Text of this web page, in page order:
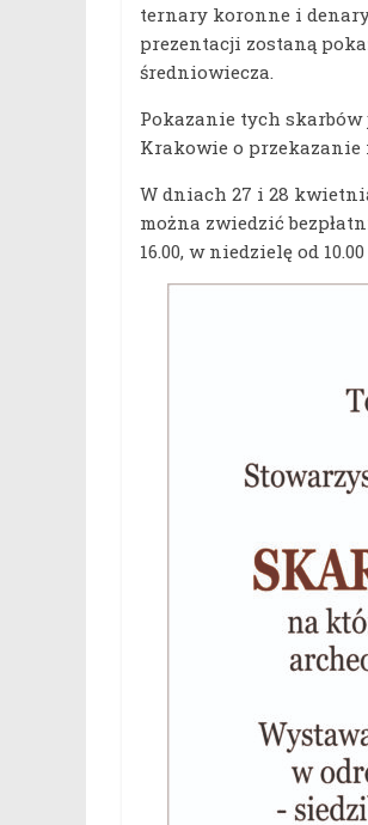
ternary koronne i denary
prezentacji zostaną
średniowiecza.
Pokazanie tych
Krakowie o przekazanie
W dniach 27 i 28
można zwiedzić
16.00, w niedzielę od